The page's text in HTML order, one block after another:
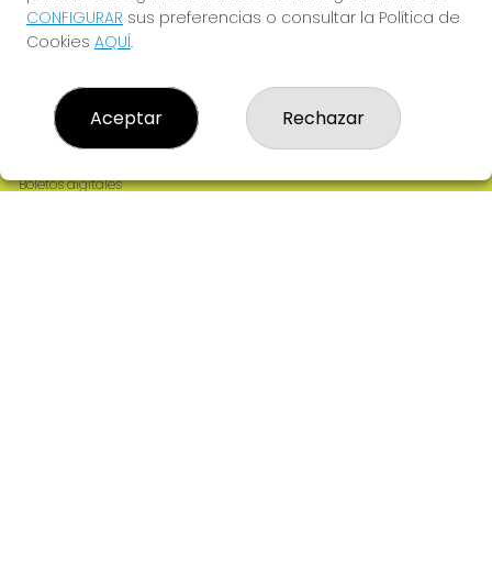
LOTERÍA MARTÍN MESA
Resultados
Contacto
Empresas
Boletos digitales
CONFIGURAR sus preferencias o consultar la Política de
Cookies AQUÍ.
Aceptar Rechazar